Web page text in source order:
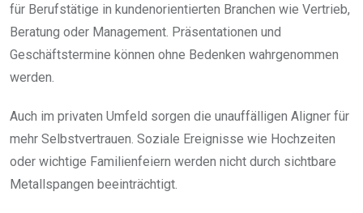
für Berufstätige in kundenorientierten Branchen wie Vertrieb,
Beratung oder Management. Präsentationen und
Geschäftstermine können ohne Bedenken wahrgenommen
werden.
Auch im privaten Umfeld sorgen die unauffälligen Aligner für
mehr Selbstvertrauen. Soziale Ereignisse wie Hochzeiten
oder wichtige Familienfeiern werden nicht durch sichtbare
Metallspangen beeinträchtigt.